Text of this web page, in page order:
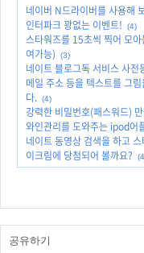
네이버 N드라이버를 사용해
인터파크 꽝없는 이벤트! (4)
스타워즈를 15초씩 찍어 모
여가능)
(3)
네이트 블로그독 서비스 사전
메일 주소 등을 텍스트를 그
다. (4)
강력한 비밀번호(패스워드)
와인관리를 도와주는 ipod어
네이트 동영상 검색을 하고
이크림에 당첨되어 볼까요?
공유하기